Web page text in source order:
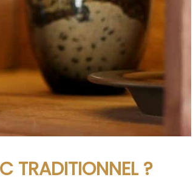
TRADITIONNEL ?